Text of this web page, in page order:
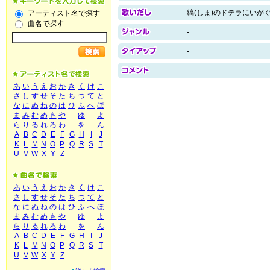
アーティスト名で探す
曲名で探す
あ い う え お か き く け こ
さ し す せ そ た ち つ て と
な に ぬ ね の は ひ ふ へ ほ
ま み む め も や ゆ
よ
ら り る れ ろ わ を
ん
A
B C D E F G H
J
K
L M N O P Q R S
T
U V W X Y Z
あ い う え お か き く け こ
さ し す せ そ た ち つ て と
な に ぬ ね の は ひ ふ へ ほ
ま み む め も や ゆ
よ
ら り る れ ろ わ を
ん
A
B C D E F G H
J
K
L M N O P Q R S
T
U V W X Y Z
縞(しま)のドテラにいが
-
-
-